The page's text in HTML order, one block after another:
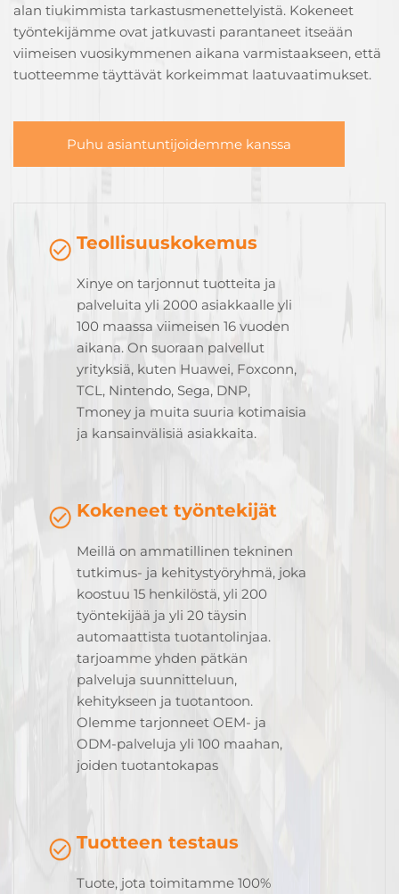
alan tiukimmista tarkastusmenettelyistä. Kokeneet
työntekijämme ovat jatkuvasti parantaneet itseään
viimeisen vuosikymmenen aikana varmistaakseen, että
tuotteemme täyttävät korkeimmat laatuvaatimukset.
Puhu asiantuntijoidemme kanssa
Teollisuuskokemus
Xinye on tarjonnut tuotteita ja
palveluita yli 2000 asiakkaalle yli
100 maassa viimeisen 16 vuoden
aikana. On suoraan palvellut
yrityksiä, kuten Huawei, Foxconn,
TCL, Nintendo, Sega, DNP,
Tmoney ja muita suuria kotimaisia
ja kansainvälisiä asiakkaita.
Kokeneet työntekijät
Meillä on ammatillinen tekninen
tutkimus- ja kehitystyöryhmä, joka
koostuu 15 henkilöstä, yli 200
työntekijää ja yli 20 täysin
automaattista tuotantolinjaa.
tarjoamme yhden pätkän
palveluja suunnitteluun,
kehitykseen ja tuotantoon.
Olemme tarjonneet OEM- ja
ODM-palveluja yli 100 maahan,
joiden tuotantokapas
Tuotteen testaus
Tuote, jota toimitamme 100%